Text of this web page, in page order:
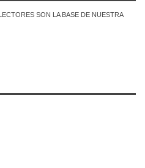
SON LA BASE DE NUESTRA